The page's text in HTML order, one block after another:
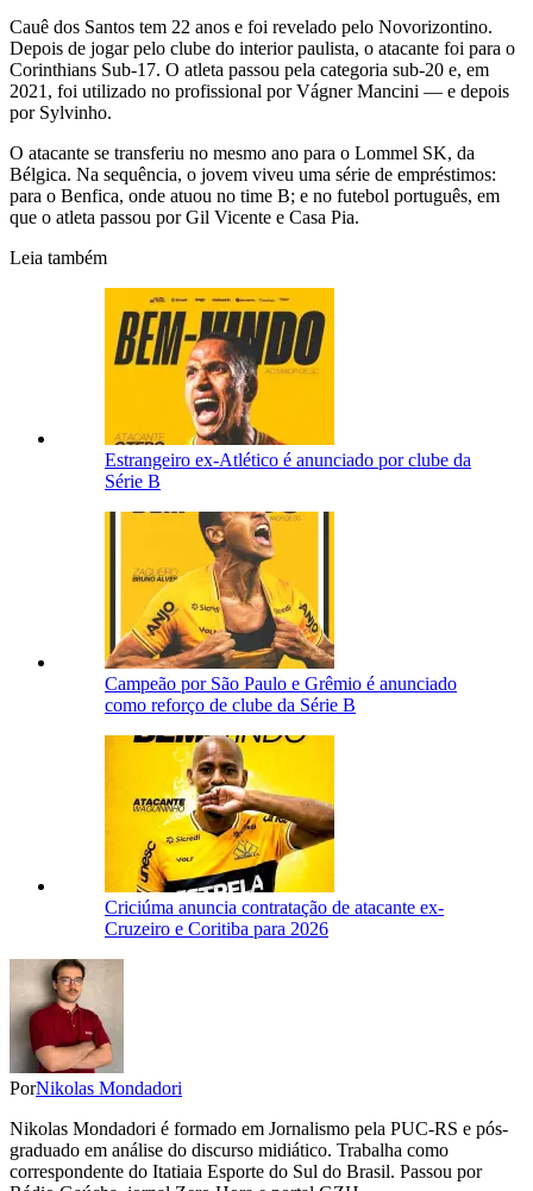
Cauê dos Santos tem 22 anos e foi revelado pelo Novorizontino.
Depois de jogar pelo clube do interior paulista, o atacante foi para o
Corinthians Sub-17. O atleta passou pela categoria sub-20 e, em
2021, foi utilizado no profissional por Vágner Mancini — e depois
por Sylvinho.
O atacante se transferiu no mesmo ano para o Lommel SK, da
Bélgica. Na sequência, o jovem viveu uma série de empréstimos:
para o Benfica, onde atuou no time B; e no futebol português, em
que o atleta passou por Gil Vicente e Casa Pia.
Leia também
Estrangeiro ex-Atlético é anunciado por clube da
Série B
Campeão por São Paulo e Grêmio é anunciado
como reforço de clube da Série B
Criciúma anuncia contratação de atacante ex-
Cruzeiro e Coritiba para 2026
PorNikolas Mondadori
Nikolas Mondadori é formado em Jornalismo pela PUC-RS e pós-
graduado em análise do discurso midiático. Trabalha como
correspondente do Itatiaia Esporte do Sul do Brasil. Passou por